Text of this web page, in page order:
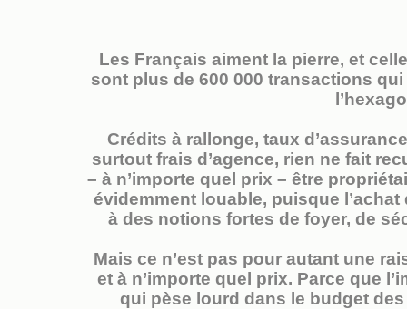
Les Français aiment la pierre, et
sont plus de 600 000 transactions
Crédits à rallonge, taux
surtout frais d’agence, rien ne fait
– à n’importe quel prix – être
évidemment louable, puisque
à des notions fortes de foyer, de
Mais ce n’est pas pour autant une
et à n’importe quel prix. Parce que
qui pèse lourd dans le budget